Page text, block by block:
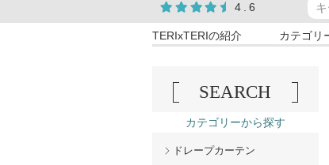
4.6
TERIxTERIの紹介 カテゴリ
SEARCH
カテゴリーから探す
ドレープカーテン